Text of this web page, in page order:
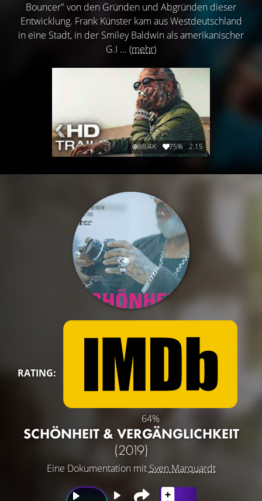
Bouncer" von den Gründen und Abgründen dieser
Entwicklung. Frank Künster kam aus Westdeutschland
in eine Stadt, in der Smiley Baldwin als amerikanischer
G.I ... (mehr)
88.4K 75% 2:15
RATING:
64%
SCHÖNHEIT & VERGÄNGLICHKEIT
(2019)
Eine Dokumentation mit Sven Marquardt